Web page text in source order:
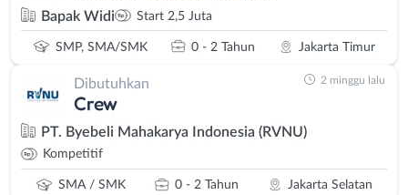
Bapak Widi Start 2,5 Juta
SMP, SMA/SMK 0 - 2 Tahun Jakarta Timur
Dibutuhkan
Crew
PT. Byebeli Mahakarya Indonesia (RVNU)
Kompetitif
SMA / SMK 0 - 2 Tahun Jakarta Selatan
2 minggu lalu